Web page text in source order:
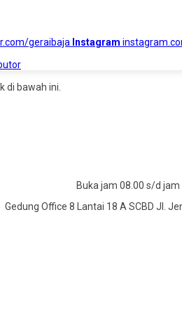
geraibaja Instagram
di bawah ini.
Buka jam 08.00 s/d
Gedung Office 8 Lantai 18 A SCBD Jl.